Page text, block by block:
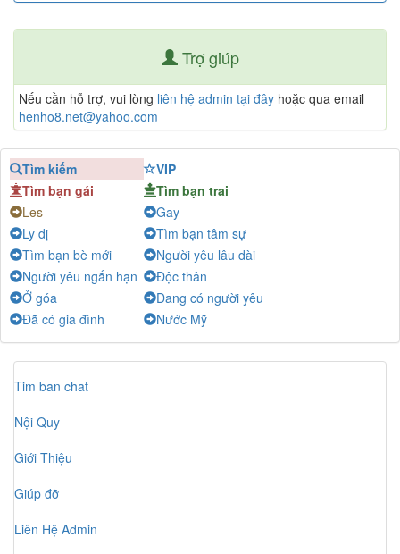
Hân-Chat
Hoang tu lang man-Chat
Vinh-Chat
Ngọc Phú
Tony Nguyen
Ngày Mới
Salonpas- Chat
Hai_số_ phận- Chat
NCHa
Mưa Trái Mùa
Trợ giúp
Nếu cần hỗ trợ, vui lòng liên hệ admin tại đây hoặc qua email
henho8.net@yahoo.com
Tìm kiếm
VIP
Tìm bạn gái
Tìm bạn trai
Les
Gay
Ly dị
Tìm bạn tâm sự
Tìm bạn bè mới
Người yêu lâu dài
Người yêu ngắn hạn
Độc thân
Ở góa
Đang có người yêu
Đã có gia đình
Nước Mỹ
Tim ban chat
Nội Quy
Giới Thiệu
Giúp đỡ
Liên Hệ Admin